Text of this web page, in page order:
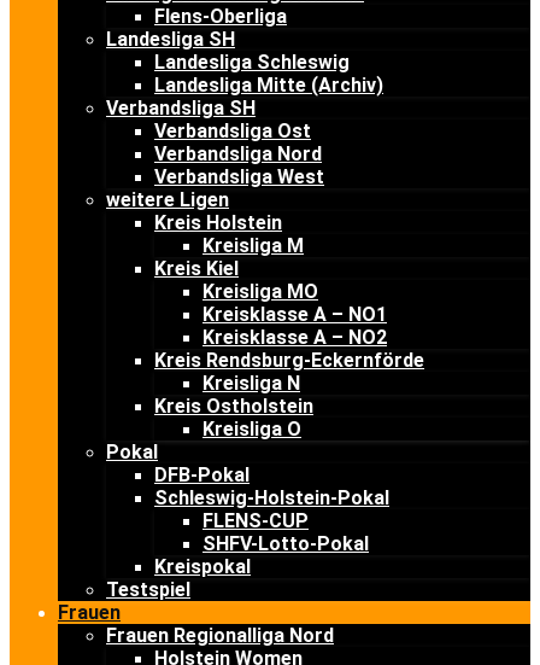
Flens-Oberliga
Landesliga SH
Landesliga Schleswig
Landesliga Mitte (Archiv)
Verbandsliga SH
Verbandsliga Ost
Verbandsliga Nord
Verbandsliga West
weitere Ligen
Kreis Holstein
Kreisliga M
Kreis Kiel
Kreisliga MO
Kreisklasse A – NO1
Kreisklasse A – NO2
Kreis Rendsburg-Eckernförde
Kreisliga N
Kreis Ostholstein
Kreisliga O
Pokal
DFB-Pokal
Schleswig-Holstein-Pokal
FLENS-CUP
SHFV-Lotto-Pokal
Kreispokal
Testspiel
Frauen
Frauen Regionalliga Nord
Holstein Women